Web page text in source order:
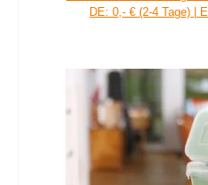
DE: 0,- € (2-4 Tage) |